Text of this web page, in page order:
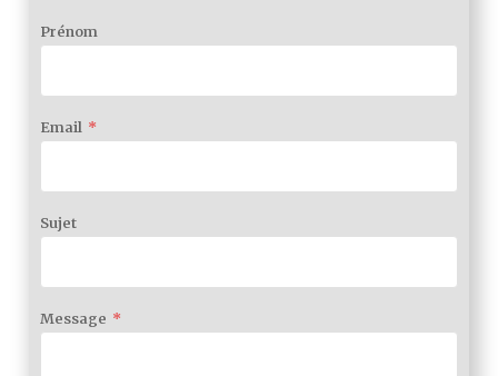
Prénom
Email *
Sujet
Message *